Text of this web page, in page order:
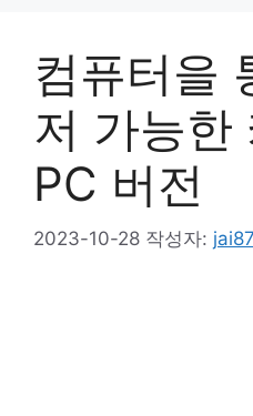
컴퓨터을
저 가능한
PC 버전
2023-10-28 작성자: jai87